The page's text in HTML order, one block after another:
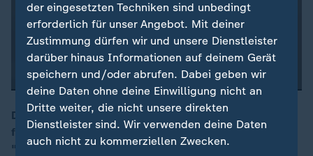
00:09
Der nach dem mutmaßlichen Anschlag in Stockholm
festgenommene Mann hat nach Polizeiangaben
"wahrscheinlich" den Lkw gesteuert, der am Freitag in
der eingesetzten Techniken sind unbedingt
erforderlich für unser Angebot. Mit deiner
Zustimmung dürfen wir und unsere Dienstleister
darüber hinaus Informationen auf deinem Gerät
speichern und/oder abrufen. Dabei geben wir
deine Daten ohne deine Einwilligung nicht an
Dritte weiter, die nicht unsere direkten
Dienstleister sind. Wir verwenden deine Daten
auch nicht zu kommerziellen Zwecken.